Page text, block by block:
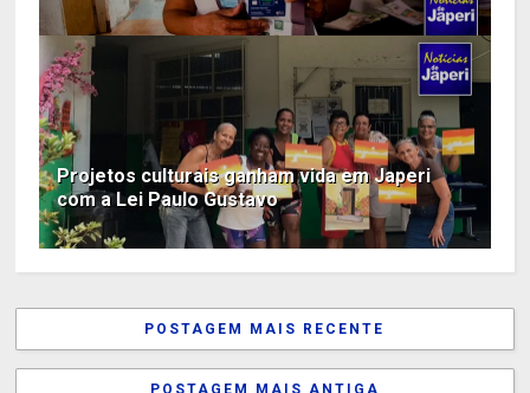
Projetos culturais ganham vida em Japeri
com a Lei Paulo Gustavo
POSTAGEM MAIS RECENTE